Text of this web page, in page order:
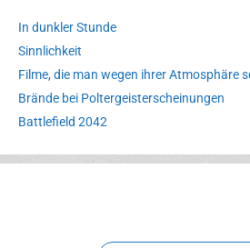
In dunkler Stunde
Sinnlichkeit
Filme, die man wegen ihrer Atmosphäre
Brände bei Poltergeisterscheinungen
Battlefield 2042
Erlebnispark